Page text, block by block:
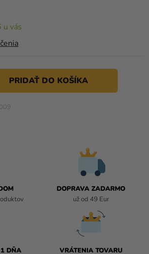
vás
DOPRAVA ZADARMO
už od 49 Eur
1 DŇA
VRÁTENIA TOVARU